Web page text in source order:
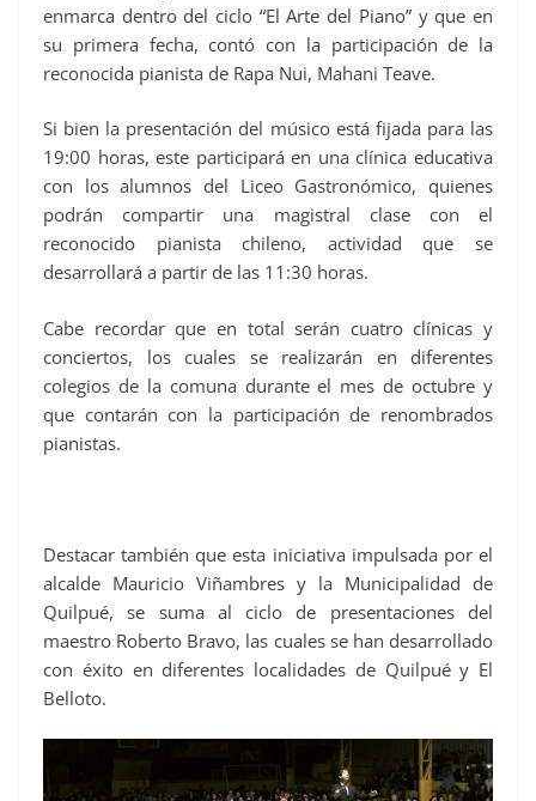
enmarca dentro del ciclo “El Arte del Piano” y que en
su primera fecha, contó con la participación de la
reconocida pianista de Rapa Nui, Mahani Teave.
Si bien la presentación del músico está fijada para las
19:00 horas, este participará en una clínica educativa
con los alumnos del Liceo Gastronómico, quienes
podrán compartir una magistral clase con el
reconocido pianista chileno, actividad que se
desarrollará a partir de las 11:30 horas.
Cabe recordar que en total serán cuatro clínicas y
conciertos, los cuales se realizarán en diferentes
colegios de la comuna durante el mes de octubre y
que contarán con la participación de renombrados
pianistas.
Destacar también que esta iniciativa impulsada por el
alcalde Mauricio Viñambres y la Municipalidad de
Quilpué, se suma al ciclo de presentaciones del
maestro Roberto Bravo, las cuales se han desarrollado
con éxito en diferentes localidades de Quilpué y El
Belloto.